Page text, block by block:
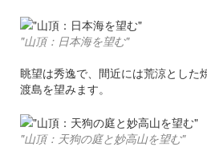
"山頂：日本海を望む"
眺望は秀逸で、間近には荒涼とした
渡島を望みます。
"山頂：天狗の庭と妙高山を望む"